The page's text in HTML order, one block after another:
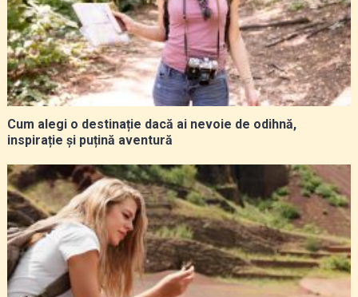
Cum alegi o destinație dacă ai nevoie de odihnă,
inspirație și puțină aventură